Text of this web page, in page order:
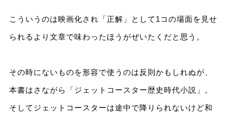
こういうのは映画化され「正解」として1コの場面を見せ
られるより文章で味わったほうがぜいたくだと思う。
その時にないものを形容で使うのは反則かもしれぬが、
本書はさながら「ジェットコースター歴史時代小説」。
そしてジェットコースターは途中で降りられないけど和